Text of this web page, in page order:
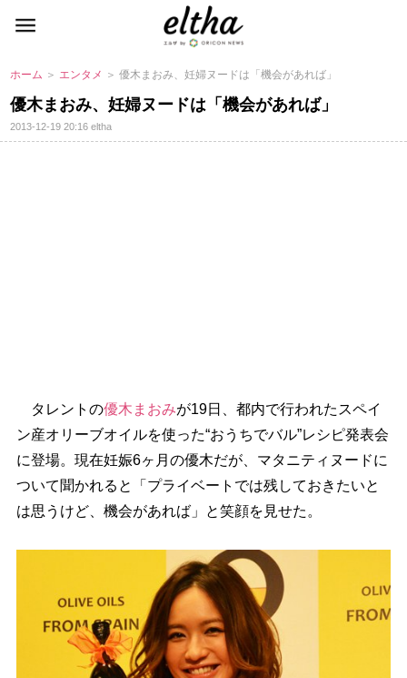
ホーム ＞ エンタメ ＞ 優木まおみ、妊婦ヌードは「機会があれば」
優木まおみ、妊婦ヌードは「機会があれば」
2013-12-19 20:16eltha
タレントの優木まおみが19日、都内で行われたスペイ
ン産オリーブオイルを使った“おうちでバル”レシピ発表会
に登場。現在妊娠6ヶ月の優木だが、マタニティヌードに
ついて聞かれると「プライベートでは残しておきたいと
は思うけど、機会があれば」と笑顔を見せた。